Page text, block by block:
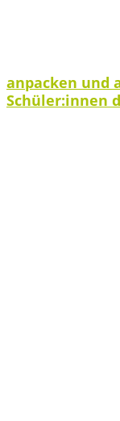
anpacken und
Schüler:innen